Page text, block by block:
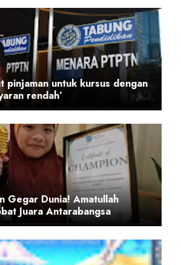
pinjaman untuk kursus dengan
rendah’
Gegar Dunia! Amatullah
Juara Antarabangsa